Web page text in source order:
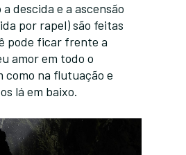
descida e a ascensão
por rapel) são feitas
pode ficar frente a
amor em todo o
como na flutuação e
lá em baixo.